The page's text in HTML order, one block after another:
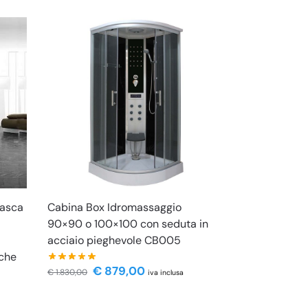
Cabina Box Idromassaggio
90×90 o 100×100 con seduta in
acciaio pieghevole CB005
€1.830,00 € 879,00 iva inclusa